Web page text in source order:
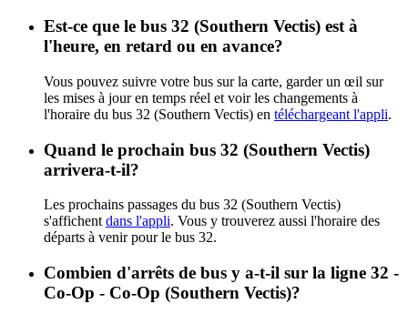
Est-ce que le bus 32 (Southern Vectis) est à
l'heure, en retard ou en avance?
Vous pouvez suivre votre bus sur la carte, garder un œil sur
les mises à jour en temps réel et voir les changements à
l'horaire du bus 32 (Southern Vectis) en téléchargeant l'appli.
Quand le prochain bus 32 (Southern Vectis)
arrivera-t-il?
Les prochains passages du bus 32 (Southern Vectis)
s'affichent dans l'appli. Vous y trouverez aussi l'horaire des
départs à venir pour le bus 32.
Combien d'arrêts de bus y a-t-il sur la ligne 32 -
Co-Op - Co-Op (Southern Vectis)?